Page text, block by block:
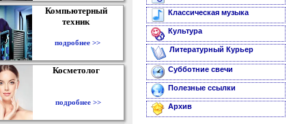
Компьютерный
техник
подробнее >>
Косметолог
подробнее >>
Классическая музыка
Культура
Литературный Курьер
Субботние свечи
Полезные ссылки
Архив